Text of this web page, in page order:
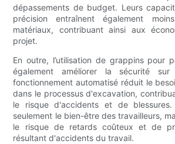
dépassements de budget. Leurs
précision entraînent également
matériaux, contribuant ainsi aux
projet.
En outre, l’utilisation de grappins pour
également améliorer la sécurité
fonctionnement automatisé réduit le
dans le processus d'excavation,
le risque d'accidents et de
seulement le bien-être des travailleurs,
le risque de retards coûteux et de
résultant d'accidents du travail.